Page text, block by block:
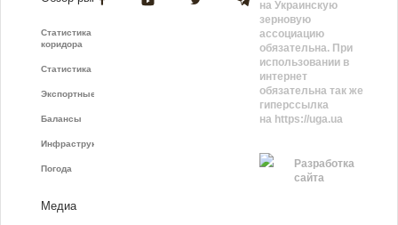
Статистика зернового
коридора
Статистика фрахта
Экспортные показатели
Балансы
Инфраструктура
Погода
Медиа
на Украинскую
зерновую
ассоциацию
обязательна. При
использовании в
интернет
обязательна так же
гиперссылка
на https://uga.ua
Разработка
сайта